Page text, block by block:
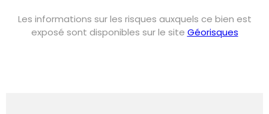
Les informations sur les risques auxquels ce bien est
exposé sont disponibles sur le site Géorisques